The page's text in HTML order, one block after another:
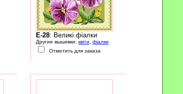
E-28: Великі фіалки
Другие вышивки: квіти
фіалки
Отметить для заказа